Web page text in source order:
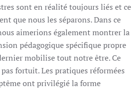
sont en réalité toujours liés et ce
que nous les séparons. Dans ce
aimerions également montrer la
pédagogique spécifique propre
mobilise tout notre être. Ce
fortuit. Les pratiques réformées
ont privilégié la forme